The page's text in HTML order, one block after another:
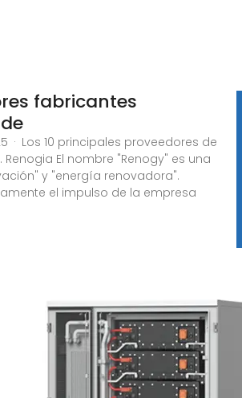
fabricantes
· Los 10 principales proveedores de
Renogia El nombre "Renogy" es una
y "energía renovadora".
el impulso de la empresa